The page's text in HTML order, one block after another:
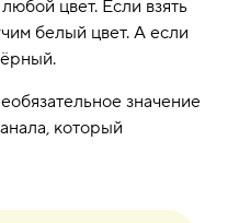
цвет. Если взять
белый цвет. А если
значение
который